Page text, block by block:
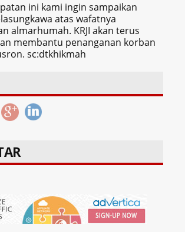
ini kami ingin sampaikan
atas wafatnya
almarhumah. KRJI akan terus
membantu penanganan korban
sc:dtkhikmah